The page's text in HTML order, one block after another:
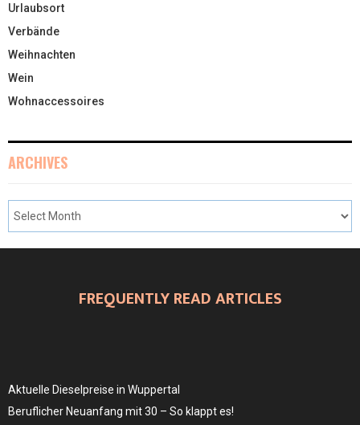
Urlaubsort
Verbände
Weihnachten
Wein
Wohnaccessoires
ARCHIVES
FREQUENTLY READ ARTICLES
Aktuelle Dieselpreise in Wuppertal
Beruflicher Neuanfang mit 30 – So klappt es!